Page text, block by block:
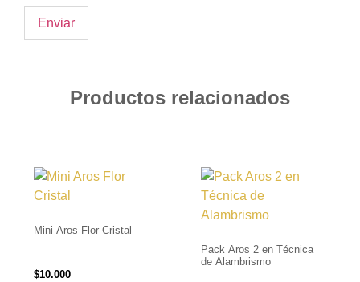
Productos relacionados
Mini Aros Flor Cristal
$10.000
Pack Aros 2 en Técnica
de Alambrismo